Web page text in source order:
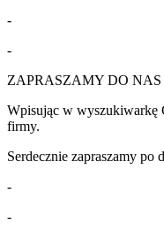
-
-
ZAPRASZAMY DO
Wpisując w wyszukiwarkę
firmy.
Serdecznie zapraszamy po
-
-